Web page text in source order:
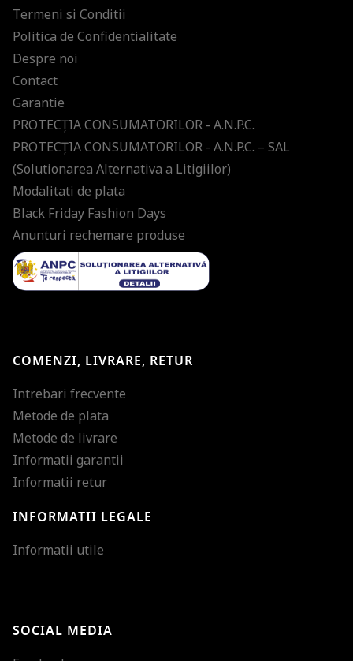
Termeni si Conditii
Politica de Confidentialitate
Despre noi
Contact
Garantie
PROTECŢIA CONSUMATORILOR - A.N.P.C.
PROTECŢIA CONSUMATORILOR - A.N.P.C. – SAL
(Solutionarea Alternativa a Litigiilor)
Modalitati de plata
Black Friday Fashion Days
Anunturi rechemare produse
COMENZI, LIVRARE, RETUR
Intrebari frecvente
Metode de plata
Metode de livrare
Informatii garantii
Informatii retur
INFORMATII LEGALE
Informatii utile
SOCIAL MEDIA